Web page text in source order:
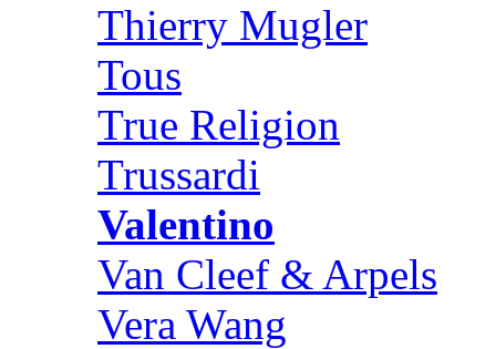
Thierry Mugler
Tous
True Religion
Trussardi
Valentino
Van Cleef & Arpels
Vera Wang